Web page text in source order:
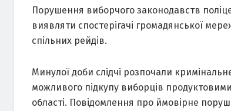
Порушення виборчого законодавств
виявляти спостерігачі громадянської
спільних рейдів.
Минулої доби слідчі розпочали
можливого підкупу виборців
області. Повідомлення про ймовірне